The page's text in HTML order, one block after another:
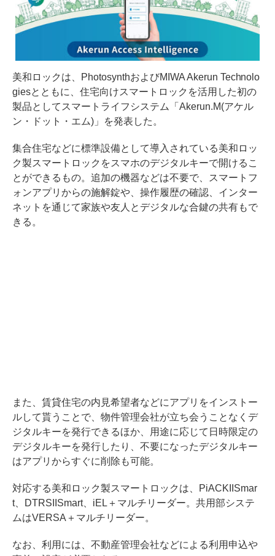
美和ロックは、PhotosynthおよびMIWA Akerun Technolo
giesとともに、住宅向けスマートロックを活用した初の
製品としてスマートライフシステム「Akerun.M(アケル
ン・ドット・エム)」を発表した。
集合住宅などに標準設備として導入されている美和ロッ
ク製スマートロックをスマホのデジタルキーで開けるこ
とができるもの。追加の機器などは不要で、スマートフ
ォンアプリからの施解錠や、操作履歴の確認、インター
ネットを通じて家族や友人とデジタルな合鍵の共有もで
きる。
また、賃貸住宅の内見希望者などにアプリをインストー
ルして貰うことで、物件管理会社が立ち会うことなくデ
ジタルキーを発行できるほか、用途に応じて日時限定の
デジタルキーを発行したり、不要になったデジタルキー
はアプリからすぐに削除も可能。
対応する美和ロック製スマートロックは、PiACKIISmar
t、DTRSIISmart、iEL＋マルチリーダー。共用部システ
ムはVERSA＋マルチリーダー。
なお、利用には、不動産管理会社などによる利用申込や